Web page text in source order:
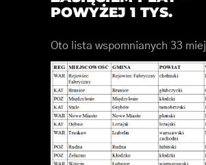
POWYŻEJ 1 TYS.
Oto lista wspomnianych 33